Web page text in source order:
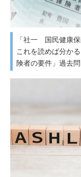
「社一 国民健康
これを読めば分か
険者の要件」過去